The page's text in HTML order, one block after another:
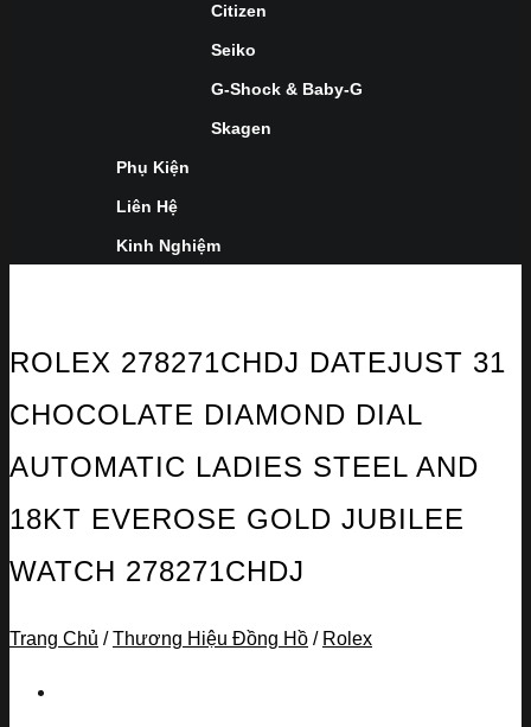
Citizen
Seiko
G-Shock & Baby-G
Skagen
Phụ Kiện
Liên Hệ
Kinh Nghiệm
ROLEX 278271CHDJ DATEJUST 31
CHOCOLATE DIAMOND DIAL
AUTOMATIC LADIES STEEL AND
18KT EVEROSE GOLD JUBILEE
WATCH 278271CHDJ
Trang Chủ / Thương Hiệu Đồng Hồ / Rolex